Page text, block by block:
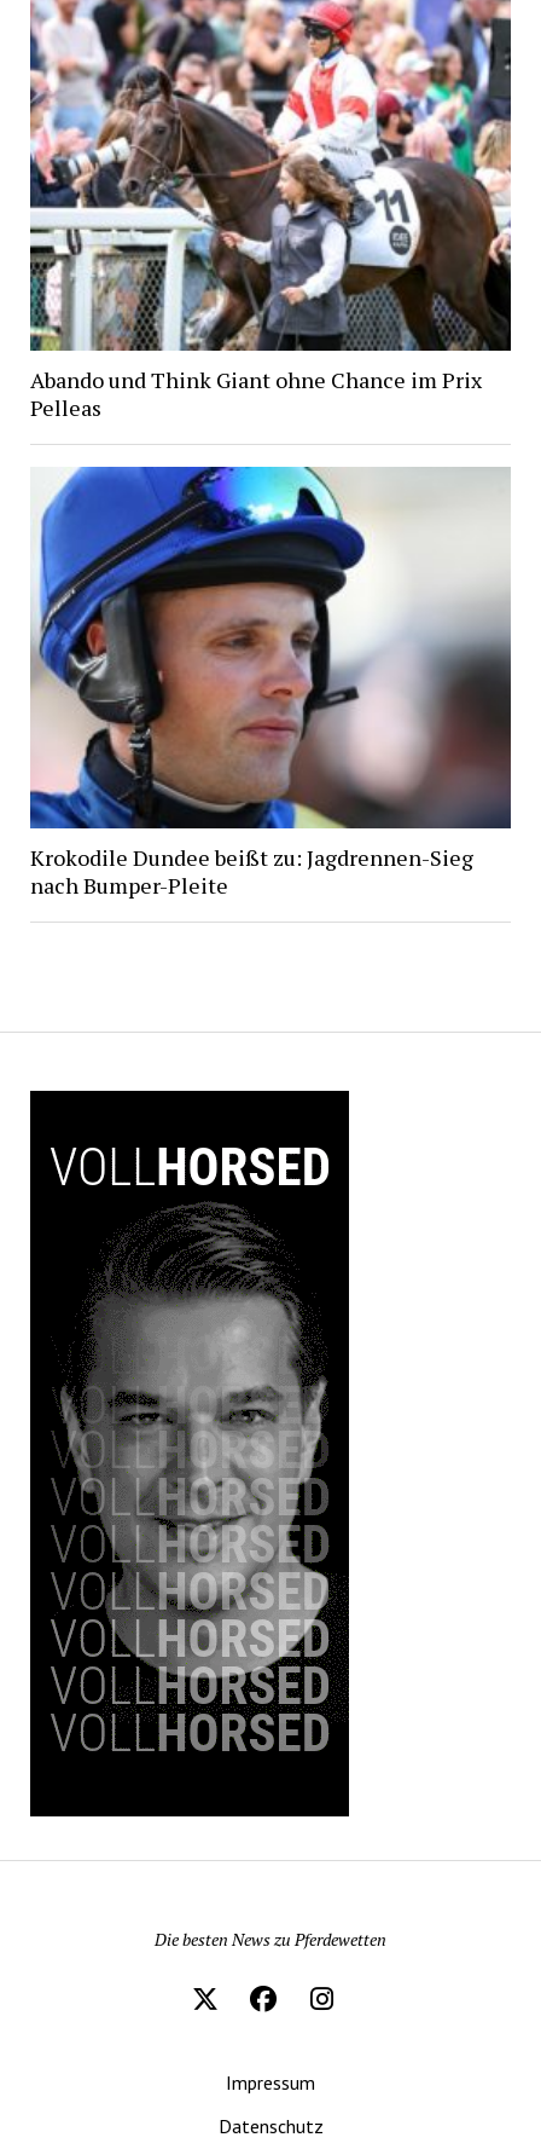
Abando und Think Giant ohne Chance im Prix
Pelleas
Krokodile Dundee beißt zu: Jagdrennen-Sieg
nach Bumper-Pleite
Die besten News zu Pferdewetten
Impressum
Datenschutz